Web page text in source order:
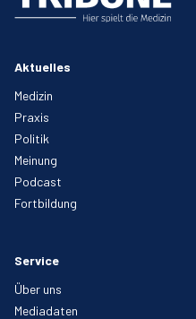
Aktuelles
Medizin
Praxis
Politik
Meinung
Podcast
Fortbildung
Service
Über uns
Mediadaten